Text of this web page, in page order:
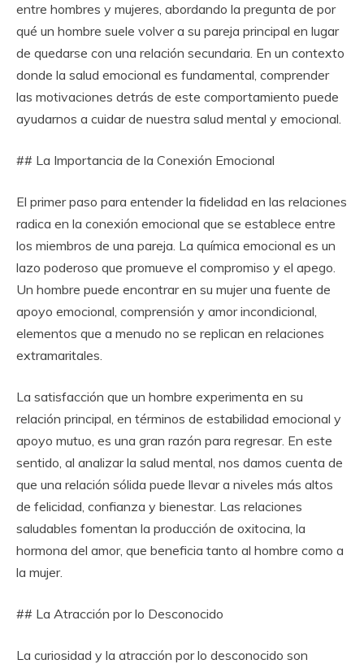
entre hombres y mujeres, abordando la pregunta de por
qué un hombre suele volver a su pareja principal en lugar
de quedarse con una relación secundaria. En un contexto
donde la salud emocional es fundamental, comprender
las motivaciones detrás de este comportamiento puede
ayudarnos a cuidar de nuestra salud mental y emocional.
## La Importancia de la Conexión Emocional
El primer paso para entender la fidelidad en las relaciones
radica en la conexión emocional que se establece entre
los miembros de una pareja. La química emocional es un
lazo poderoso que promueve el compromiso y el apego.
Un hombre puede encontrar en su mujer una fuente de
apoyo emocional, comprensión y amor incondicional,
elementos que a menudo no se replican en relaciones
extramaritales.
La satisfacción que un hombre experimenta en su
relación principal, en términos de estabilidad emocional y
apoyo mutuo, es una gran razón para regresar. En este
sentido, al analizar la salud mental, nos damos cuenta de
que una relación sólida puede llevar a niveles más altos
de felicidad, confianza y bienestar. Las relaciones
saludables fomentan la producción de oxitocina, la
hormona del amor, que beneficia tanto al hombre como a
la mujer.
## La Atracción por lo Desconocido
La curiosidad y la atracción por lo desconocido son